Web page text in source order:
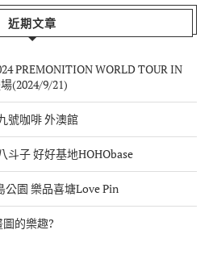
近期文章
PREMONITION WORLD TOUR IN
(2024/9/21)
號咖啡 外澳館
斗子 好好基地HOHObase
公園 樂品喜塘Love Pin
圖的樂趣?